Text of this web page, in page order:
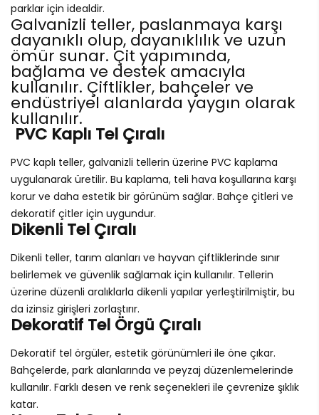
parklar için idealdir.
Galvanizli teller, paslanmaya karşı
dayanıklı olup, dayanıklılık ve uzun
ömür sunar. Çit yapımında,
bağlama ve destek amacıyla
kullanılır. Çiftlikler, bahçeler ve
endüstriyel alanlarda yaygın olarak
kullanılır.
PVC Kaplı Tel Çıralı
PVC kaplı teller, galvanizli tellerin üzerine PVC kaplama
uygulanarak üretilir. Bu kaplama, teli hava koşullarına karşı
korur ve daha estetik bir görünüm sağlar. Bahçe çitleri ve
dekoratif çitler için uygundur.
Dikenli Tel Çıralı
Dikenli teller, tarım alanları ve hayvan çiftliklerinde sınır
belirlemek ve güvenlik sağlamak için kullanılır. Tellerin
üzerine düzenli aralıklarla dikenli yapılar yerleştirilmiştir, bu
da izinsiz girişleri zorlaştırır.
Dekoratif Tel Örgü Çıralı
Dekoratif tel örgüler, estetik görünümleri ile öne çıkar.
Bahçelerde, park alanlarında ve peyzaj düzenlemelerinde
kullanılır. Farklı desen ve renk seçenekleri ile çevrenize şıklık
katar.